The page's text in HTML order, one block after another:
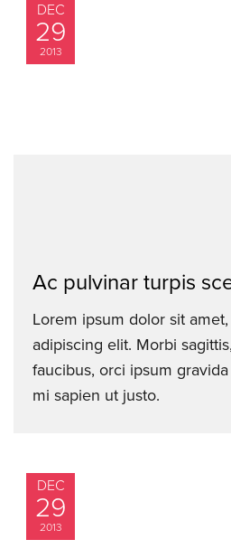
DEC
29
2013
Ac pulvinar turpis
Lorem ipsum dolor sit
adipiscing elit. Morbi
faucibus, orci ipsum
mi sapien ut justo.
DEC
29
2013